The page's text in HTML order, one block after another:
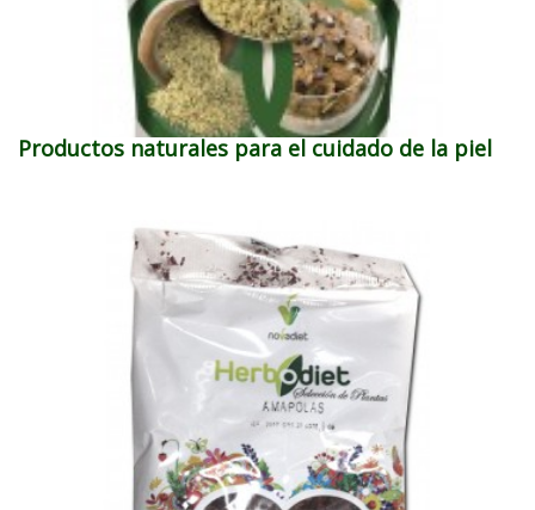
Productos naturales para el cuidado de la piel